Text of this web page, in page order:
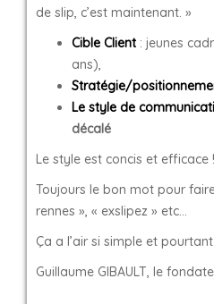
de slip, c’est maintenant. »
Cible Client : jeunes
ans),
Stratégie/
Le style de
décalé
Le style est concis et efficace !
Toujours le bon mot pour
rennes », « exslipez » etc…
Ça a l’air si simple et
Guillaume GIBAULT, le